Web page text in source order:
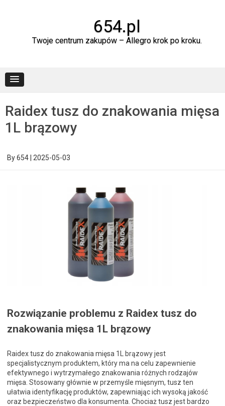
654.pl
Twoje centrum zakupów – Allegro krok po kroku.
Raidex tusz do znakowania mięsa
1L brązowy
By654 2025-05-03
Rozwiązanie problemu z Raidex tusz do
znakowania mięsa 1L brązowy
Raidex tusz do znakowania mięsa 1L brązowy jest
specjalistycznym produktem, który ma na celu zapewnienie
efektywnego i wytrzymałego znakowania różnych rodzajów
mięsa. Stosowany głównie w przemyśle mięsnym, tusz ten
ułatwia identyfikację produktów, zapewniając ich wysoką jakość
oraz bezpieczeństwo dla konsumenta. Chociaż tusz jest bardzo